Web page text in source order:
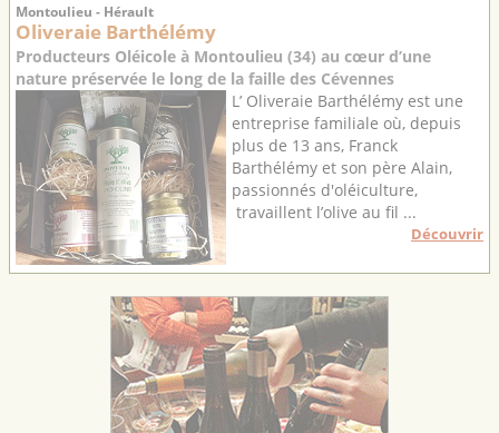
Montoulieu - Hérault
Oliveraie Barthélémy
Producteurs Oléicole à Montoulieu (34) au cœur d’une
nature préservée le long de la faille des Cévennes
L’ Oliveraie Barthélémy est une
entreprise familiale où, depuis
plus de 13 ans, Franck
Barthélémy et son père Alain,
passionnés d'oléiculture,
travaillent l’olive au fil ...
Découvrir